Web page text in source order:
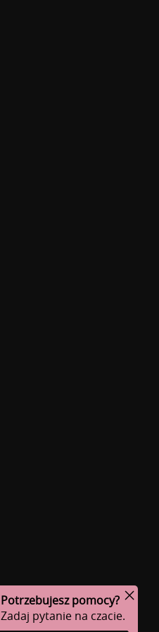
Potrzebujesz pomocy?
Zadaj pytanie na czacie.